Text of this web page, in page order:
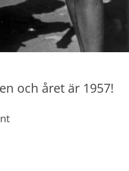
och året är 1957!